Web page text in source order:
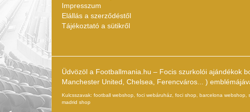
Impresszum
Elállás a szerződéstől
Tájékoztató a sütikről
Üdvözöl a Footballmania.hu – Focis szurkolói ajándékok
Manchester United, Chelsea, Ferencváros... )
Kulcsszavak: football webshop, foci webáruház, foci shop, barcelona
madrid shop